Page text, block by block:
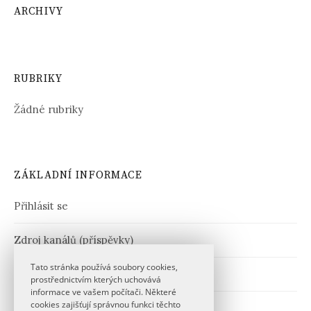
Tato stránka používá soubory cookies,
prostřednictvím kterých uchovává
informace ve vašem počítači. Některé
cookies zajišťují správnou funkci těchto
ARCHIVY
RUBRIKY
Žádné rubriky
ZÁKLADNÍ INFORMACE
Přihlásit se
Zdroj kanálů (příspěvky)
Kanál komentářů
Česká lokalizace